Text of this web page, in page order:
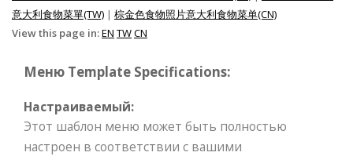
意大利食物菜單(TW) | 棕金色食物照片意大利食物菜单(CN)
View this page in:EN TWCN
Меню Template Specifications:
Настраиваемый:
Этот шаблон меню может быть полностью
настроен в соответствии с вашими